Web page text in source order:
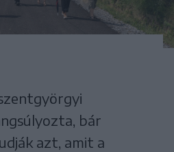
bár
azt, amit a